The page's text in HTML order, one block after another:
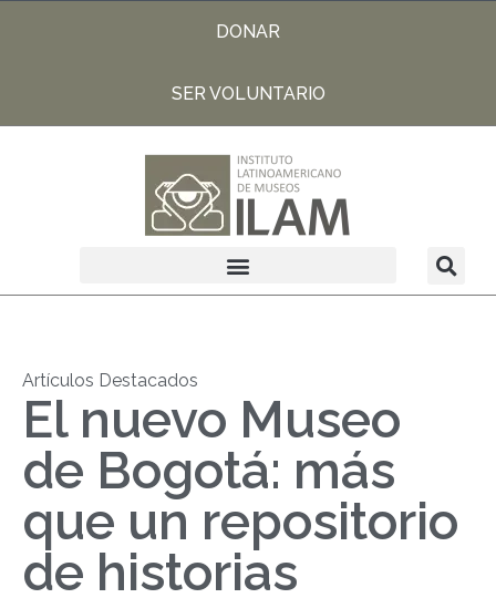
DONAR
SER VOLUNTARIO
Artículos Destacados
El nuevo Museo
de Bogotá: más
que un repositorio
de historias